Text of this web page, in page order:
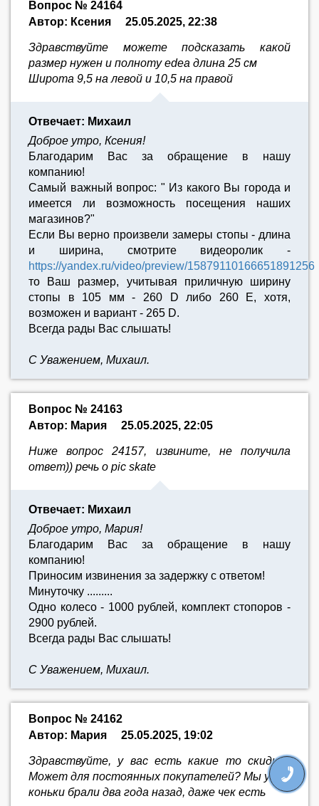
Вопрос № 24164
Автор: Ксения
25.05.2025, 22:38
Здравствуйте можете подсказать какой
размер нужен и полноту edea длина 25 см
Широта 9,5 на левой и 10,5 на правой
Отвечает: Михаил
Доброе утро, Ксения!
Благодарим Вас за обращение в нашу
компанию!
Самый важный вопрос: " Из какого Вы города и
имеется ли возможность посещения наших
магазинов?"
Если Вы верно произвели замеры стопы - длина
и ширина, смотрите видеоролик -
https://yandex.ru/video/preview/15879110166651891256
то Ваш размер, учитывая приличную ширину
стопы в 105 мм - 260 D либо 260 E, хотя,
возможен и вариант - 265 D.
Всегда рады Вас слышать!
С Уважением, Михаил.
Вопрос № 24163
Автор: Мария
25.05.2025, 22:05
Ниже вопрос 24157, извините, не получила
ответ)) речь о pic skate
Отвечает: Михаил
Доброе утро, Мария!
Благодарим Вас за обращение в нашу
компанию!
Приносим извинения за задержку с ответом!
Минуточку .........
Одно колесо - 1000 рублей, комплект стопоров -
2900 рублей.
Всегда рады Вас слышать!
С Уважением, Михаил.
Вопрос № 24162
Автор: Мария
25.05.2025, 19:02
Здравствуйте, у вас есть какие то скидки?
Может для постоянных покупателей? Мы у вас
коньки брали два года назад, даже чек есть